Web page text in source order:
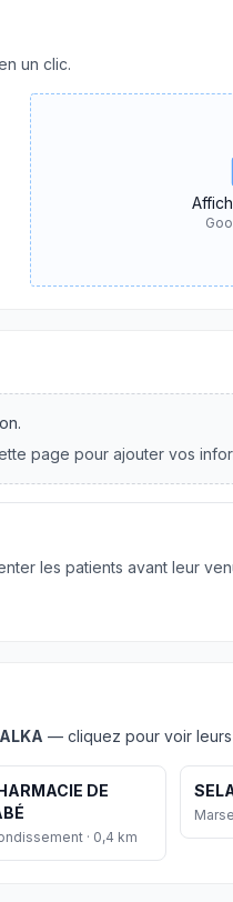
un clic.
page pour ajouter vos
les patients avant leur
— cliquez pour voir
DE
· 0,4 km